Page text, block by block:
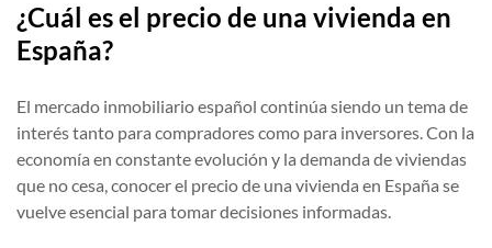
¿Cuál es el precio de una vivienda en
España?
El mercado inmobiliario español continúa siendo un tema de
interés tanto para compradores como para inversores. Con la
economía en constante evolución y la demanda de viviendas
que no cesa, conocer el precio de una vivienda en España se
vuelve esencial para tomar decisiones informadas.